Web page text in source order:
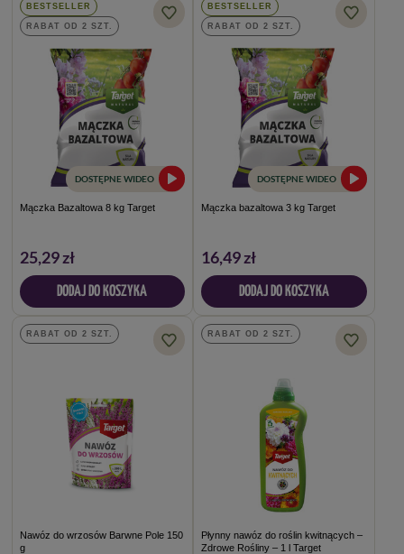
BESTSELLER
RABAT OD 2 SZT.
DOSTĘPNE WIDEO
Mączka Bazaltowa 8 kg Target
25,29 zł
DODAJ DO KOSZYKA
BESTSELLER
RABAT OD 2 SZT.
DOSTĘPNE WIDEO
Mączka bazaltowa 3 kg Target
16,49 zł
DODAJ DO KOSZYKA
RABAT OD 2 SZT.
Nawóz do wrzosów Barwne Pole 150
g
RABAT OD 2 SZT.
Płynny nawóz do roślin kwitnących –
Zdrowe Rośliny – 1 l Target